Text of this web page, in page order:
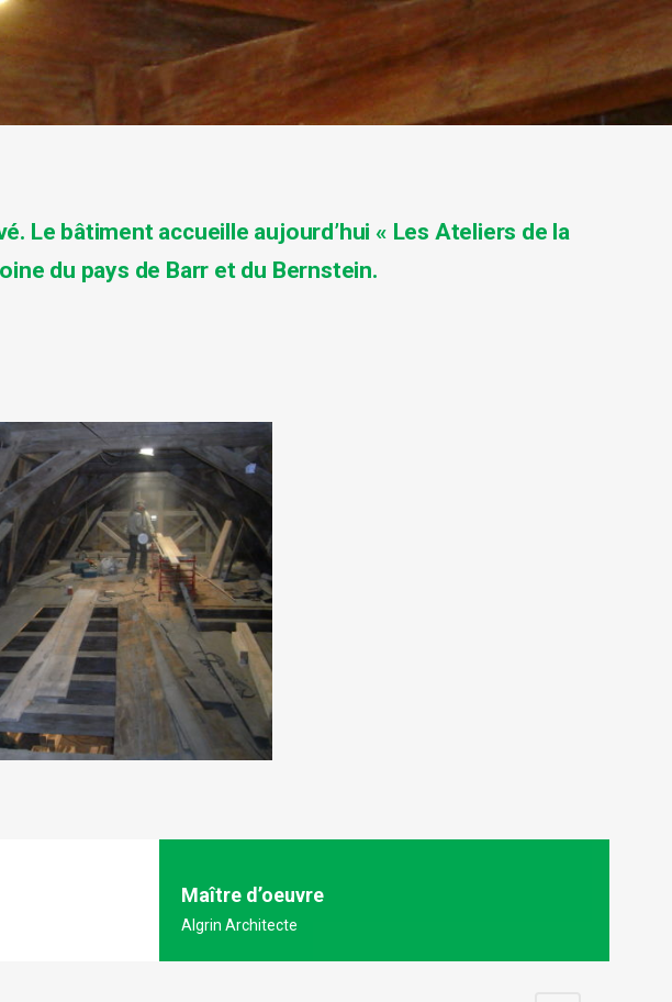
Le bâtiment accueille aujourd’hui « Les Ateliers de la
du pays de Barr et du Bernstein.
Maître d’oeuvre
Algrin Architecte